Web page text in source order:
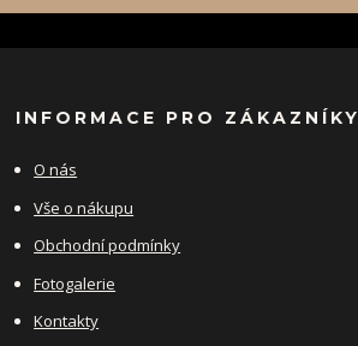
INFORMACE PRO ZÁKAZNÍKY
O nás
Vše o nákupu
Obchodní podmínky
Fotogalerie
Kontakty